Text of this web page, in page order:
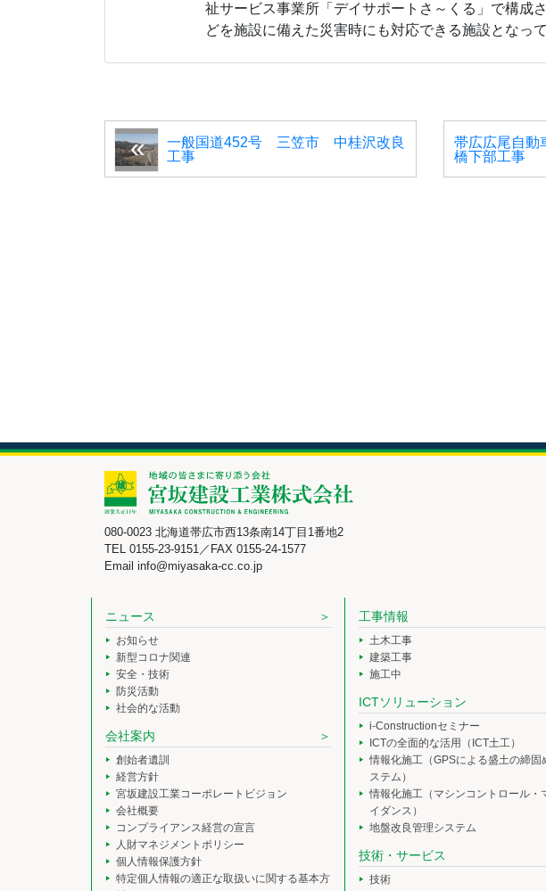
祉サービス事業所「デイサポートさ～くる」で構成
どを施設に備えた災害時にも対応できる施設となって
一般国道452号 三笠市 中桂沢改良
工事
帯広広尾自
橋下部工事
080-0023 北海道帯広市西13条南14丁目1番地2
TEL 0155-23-9151／FAX 0155-24-1577
Email info@miyasaka-cc.co.jp
ニュース
お知らせ
新型コロナ関連
安全・技術
防災活動
社会的な活動
会社案内
創始者遺訓
経営方針
宮坂建設工業コーポレートビジョン
会社概要
コンプライアンス経営の宣言
人財マネジメントポリシー
個人情報保護方針
特定個人情報の適正な取扱いに関する基本方
工事情報
土木工事
建築工事
施工中
ICTソリューション
i-Constructionセミナー
ICTの全面的な活用（ICT土工）
情報化施工（GPSによる盛土の締固
ステム）
情報化施工（マシンコントロール・
イダンス）
地盤改良管理システム
技術・サービス
技術